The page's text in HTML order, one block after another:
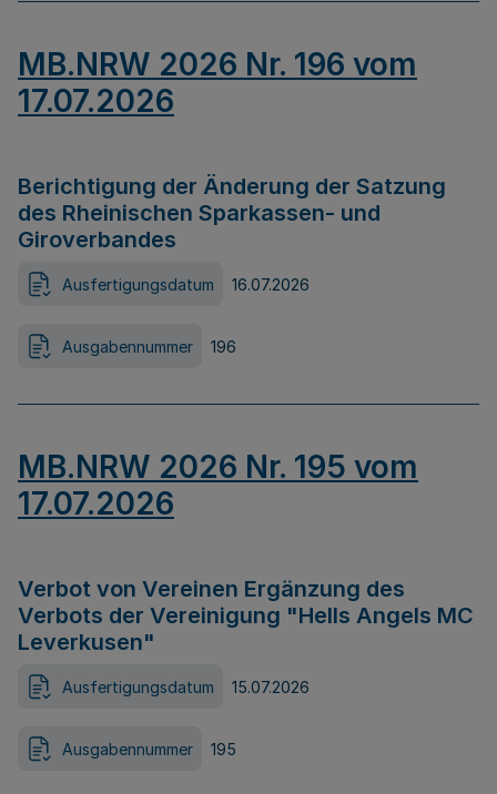
MB.NRW 2026 Nr. 196 vom
17.07.2026
Berichtigung der Änderung der Satzung
des Rheinischen Sparkassen- und
Giroverbandes
Ausfertigungsdatum 16.07.2026
Ausgabennummer 196
MB.NRW 2026 Nr. 195 vom
17.07.2026
Verbot von Vereinen Ergänzung des
Verbots der Vereinigung "Hells Angels MC
Leverkusen"
Ausfertigungsdatum 15.07.2026
Ausgabennummer 195